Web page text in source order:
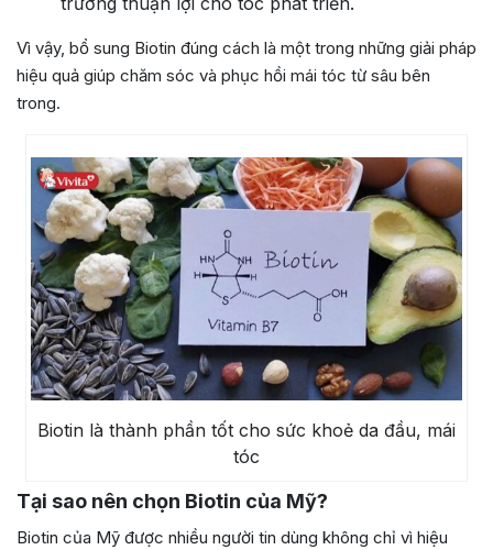
Vì vậy, bổ sung Biotin đúng cách là một trong những giải pháp
hiệu quả giúp chăm sóc và phục hồi mái tóc từ sâu bên
trong.
Biotin là thành phần tốt cho sức khoẻ da đầu, mái
tóc
Tại sao nên chọn Biotin của Mỹ?
Biotin của Mỹ được nhiều người tin dùng không chỉ vì hiệu